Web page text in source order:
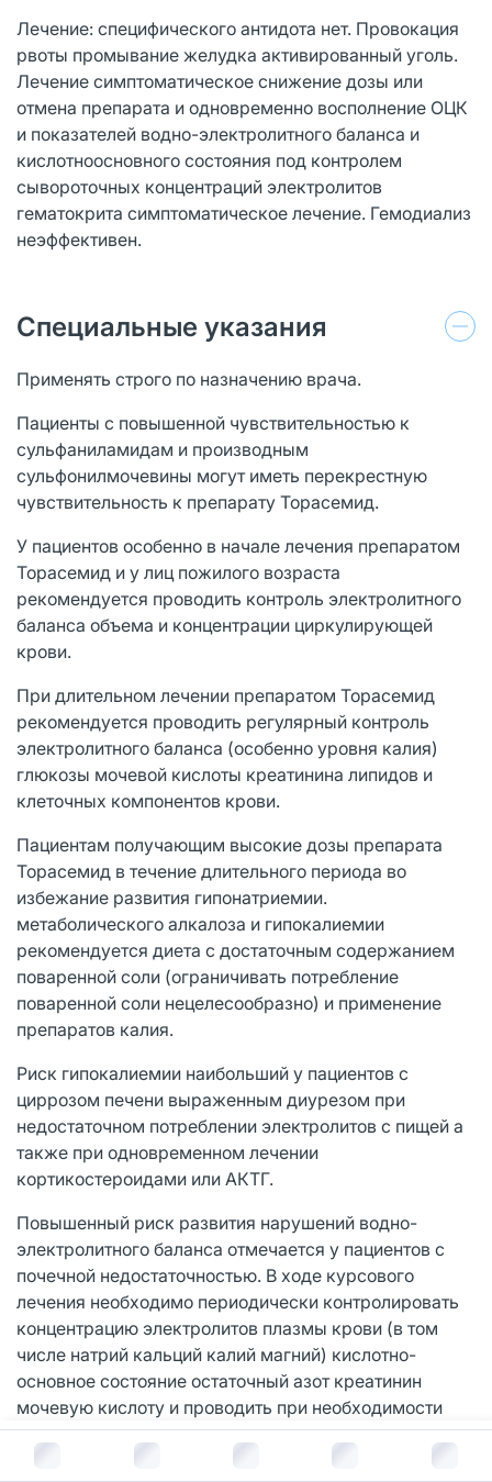
В корзину за руб.
Лечение: специфического антидота нет. Провокация
рвоты промывание желудка активированный уголь.
Лечение симптоматическое снижение дозы или
отмена препарата и одновременно восполнение ОЦК
и показателей водно-электролитного баланса и
кислотно­основного состояния под контролем
сывороточных концентраций электролитов
гематокрита симптоматическое лечение. Гемодиализ
неэффективен.
Специальные указания
Применять строго по назначению врача.
Пациенты с повышенной чувствительностью к
сульфаниламидам и производным
сульфонилмочевины могут иметь перекрестную
чувствительность к препарату Торасемид.
У пациентов особенно в начале лечения препаратом
Торасемид и у лиц пожилого возраста
рекомендуется проводить контроль электролитного
баланса объема и концентрации циркулирующей
крови.
При длительном лечении препаратом Торасемид
рекомендуется проводить регулярный контроль
электролитного баланса (особенно уровня калия)
глюкозы мочевой кислоты креатинина липидов и
клеточных компонентов крови.
Пациентам получающим высокие дозы препарата
Торасемид в течение длительного периода во
избежание развития гипонатриемии.
метаболического алкалоза и гипокалиемии
рекомендуется диета с достаточным содержанием
поваренной соли (ограничивать потребление
поваренной соли нецелесообразно) и применение
препаратов калия.
Риск гипокалиемии наибольший у пациентов с
циррозом печени выраженным диурезом при
недостаточном потреблении электролитов с пищей а
также при одновременном лечении
кортикостероидами или АКТГ.
Повышенный риск развития нарушений водно-
электролитного баланса отмечается у пациентов с
почечной недостаточностью. В ходе курсового
лечения необходимо периодически контролировать
концентрацию электролитов плазмы крови (в том
числе натрий кальций калий магний) кислотно-
основное состояние остаточный азот креатинин
мочевую кислоту и проводить при необходимости
соответствующую коррекционную терапию (с
большей кратностью у пациентов с частой рвотой и